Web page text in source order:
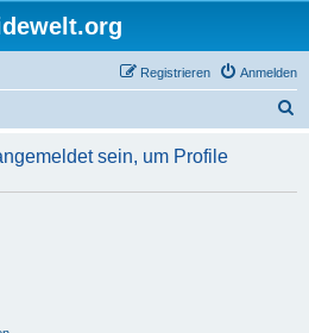
Anmelden
Registrieren
h
sein, um Profile